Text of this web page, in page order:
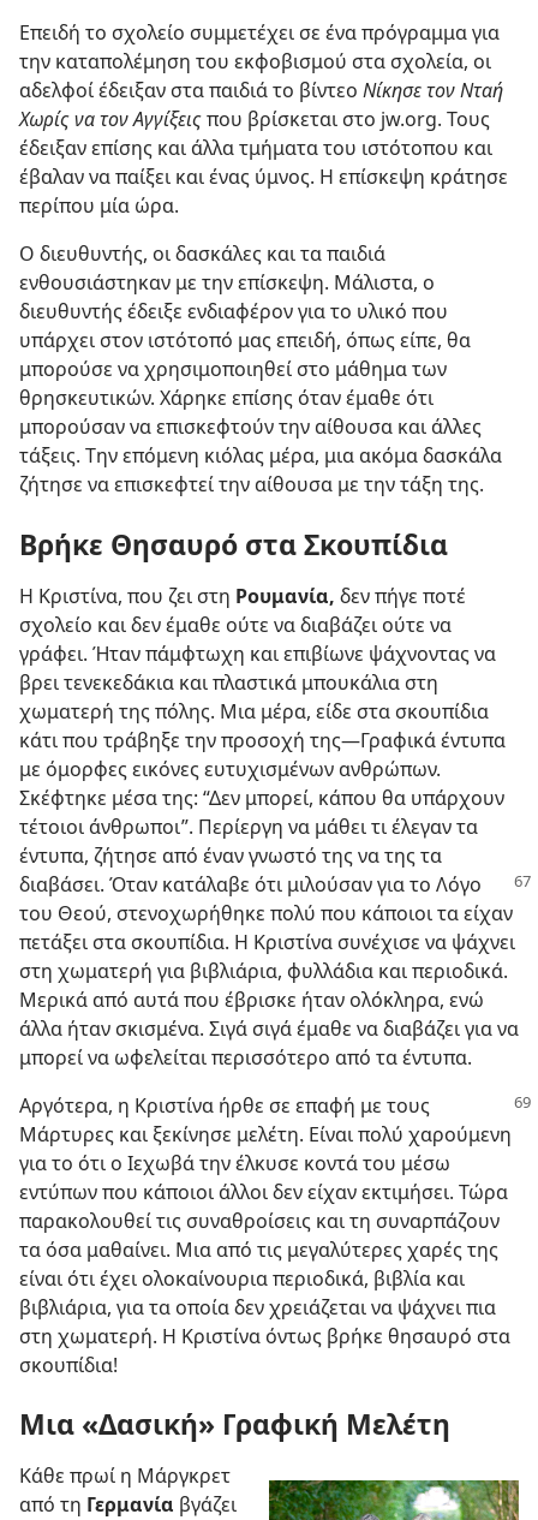
Επειδή το σχολείο συμμετέχει σε ένα πρόγραμμα για
την καταπολέμηση του εκφοβισμού στα σχολεία, οι
αδελφοί έδειξαν στα παιδιά το βίντεο Νίκησε τον Νταή
Χωρίς να τον Αγγίξειςπου βρίσκεται στο jw.org. Τους
έδειξαν επίσης και άλλα τμήματα του ιστότοπου και
έβαλαν να παίξει και ένας ύμνος. Η επίσκεψη κράτησε
περίπου μία ώρα.
Ο διευθυντής, οι δασκάλες και τα παιδιά
ενθουσιάστηκαν με την επίσκεψη. Μάλιστα, ο
διευθυντής έδειξε ενδιαφέρον για το υλικό που
υπάρχει στον ιστότοπό μας επειδή, όπως είπε, θα
μπορούσε να χρησιμοποιηθεί στο μάθημα των
θρησκευτικών. Χάρηκε επίσης όταν έμαθε ότι
μπορούσαν να επισκεφτούν την αίθουσα και άλλες
τάξεις. Την επόμενη κιόλας μέρα, μια ακόμα δασκάλα
ζήτησε να επισκεφτεί την αίθουσα με την τάξη της.
Βρήκε Θησαυρό στα Σκουπίδια
Η Κριστίνα, που ζει στη Ρουμανία, δεν πήγε ποτέ
σχολείο και δεν έμαθε ούτε να διαβάζει ούτε να
γράφει. Ήταν πάμφτωχη και επιβίωνε ψάχνοντας να
βρει τενεκεδάκια και πλαστικά μπουκάλια στη
χωματερή της πόλης. Μια μέρα, είδε στα σκουπίδια
κάτι που τράβηξε την προσοχή της​—Γραφικά έντυπα
με όμορφες εικόνες ευτυχισμένων ανθρώπων.
Σκέφτηκε μέσα της: “Δεν μπορεί, κάπου θα υπάρχουν
τέτοιοι άνθρωποι”. Περίεργη να μάθει τι έλεγαν τα
έντυπα, ζήτησε από έναν γνωστό της να της τα
διαβάσει. Όταν κατάλαβε ότι μιλούσαν για το Λόγο
του Θεού, στενοχωρήθηκε πολύ που κάποιοι τα είχαν
πετάξει στα σκουπίδια. Η Κριστίνα συνέχισε να ψάχνει
στη χωματερή για βιβλιάρια, φυλλάδια και περιοδικά.
Μερικά από αυτά που έβρισκε ήταν ολόκληρα, ενώ
άλλα ήταν σκισμένα. Σιγά σιγά έμαθε να διαβάζει για να
μπορεί να ωφελείται περισσότερο από τα έντυπα.
Αργότερα, η Κριστίνα ήρθε σε επαφή με τους
Μάρτυρες και ξεκίνησε μελέτη. Είναι πολύ χαρούμενη
για το ότι ο Ιεχωβά την έλκυσε κοντά του μέσω
εντύπων που κάποιοι άλλοι δεν είχαν εκτιμήσει. Τώρα
παρακολουθεί τις συναθροίσεις και τη συναρπάζουν
τα όσα μαθαίνει. Μια από τις μεγαλύτερες χαρές της
είναι ότι έχει ολοκαίνουρια περιοδικά, βιβλία και
βιβλιάρια, για τα οποία δεν χρειάζεται να ψάχνει πια
στη χωματερή. Η Κριστίνα όντως βρήκε θησαυρό στα
σκουπίδια!
Μια «Δασική» Γραφική Μελέτη
Κάθε πρωί η Μάργκρετ
από τη Γερμανία βγάζει